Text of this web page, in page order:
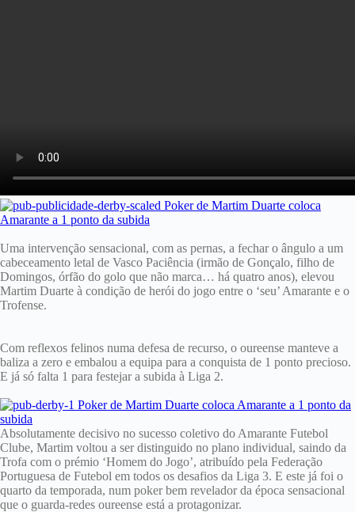
Uma intervenção sensacional, com as pernas, a fechar o ângulo a um
cabeceamento letal de Vasco Paciência (irmão de Gonçalo, filho de
Domingos, órfão do golo que não marca… há quatro anos), elevou
Martim Duarte à condição de herói do jogo entre o ‘seu’ Amarante e o
Trofense.
Com reflexos felinos numa defesa de recurso, o oureense manteve a
baliza a zero e embalou a equipa para a conquista de 1 ponto precioso.
E já só falta 1 para festejar a subida à Liga 2.
Absolutamente decisivo no sucesso coletivo do Amarante Futebol
Clube, Martim voltou a ser distinguido no plano individual, saindo da
Trofa com o prémio ‘Homem do Jogo’, atribuído pela Federação
Portuguesa de Futebol em todos os desafios da Liga 3. E este já foi o
quarto da temporada, num poker bem revelador da época sensacional
que o guarda-redes oureense está a protagonizar.